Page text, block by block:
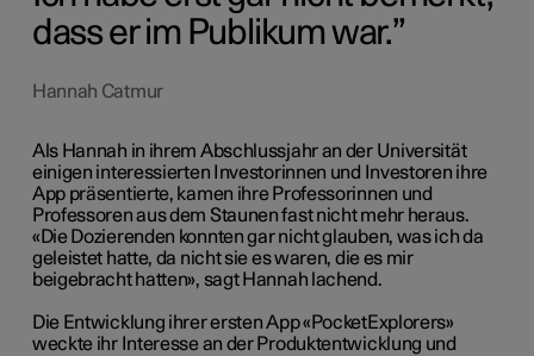
dass er im Publikum war.
Hannah Catmur
Als Hannah in ihrem Abschlussjahr an der Universität
einigen interessierten Investorinnen und Investoren ihre
App präsentierte, kamen ihre Professorinnen und
Professoren aus dem Staunen fast nicht mehr heraus.
«Die Dozierenden konnten gar nicht glauben, was ich da
geleistet hatte, da nicht sie es waren, die es mir
beigebracht hatten», sagt Hannah lachend.
Die Entwicklung ihrer ersten App «PocketExplorers»
weckte ihr Interesse an der Produktentwicklung und